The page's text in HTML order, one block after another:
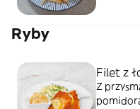
Ryby
Filet z
Z